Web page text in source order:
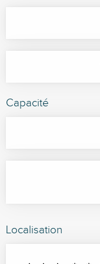
Capacité
Localisation